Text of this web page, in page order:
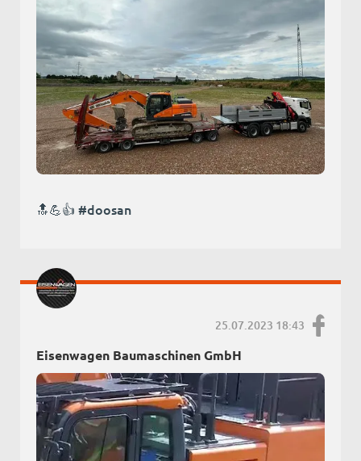
🔝💪👍 #doosan
25.07.2023 18:43
Eisenwagen Baumaschinen GmbH